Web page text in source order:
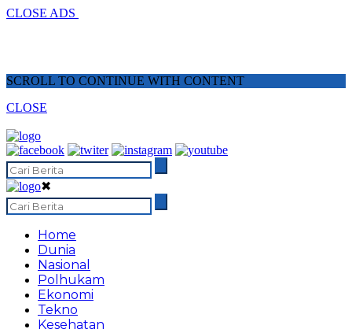
CLOSE ADS
SCROLL TO CONTINUE WITH CONTENT
CLOSE
✖
Home
Dunia
Nasional
Polhukam
Ekonomi
Tekno
Kesehatan